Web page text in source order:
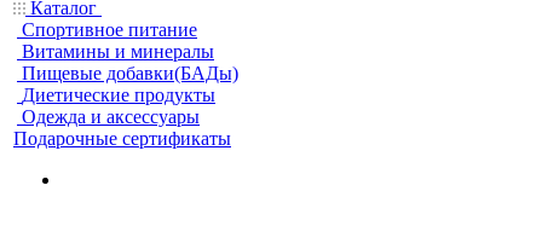
Каталог
Спортивное питание
Витамины и минералы
Пищевые добавки(БАДы)
Диетические продукты
Одежда и аксессуары
Подарочные сертификаты